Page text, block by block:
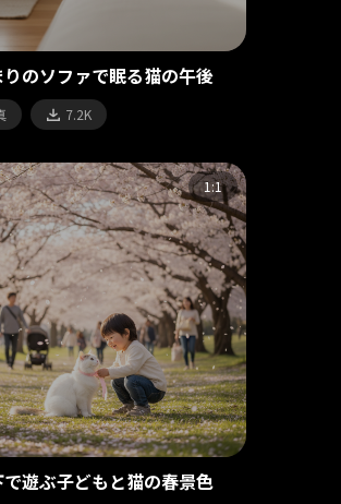
のソファで眠る猫の午後
7.2K
1:1
遊ぶ子どもと猫の春景色